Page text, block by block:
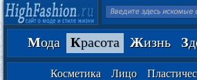
Мода Красота Жизнь З
Косметика Лицо